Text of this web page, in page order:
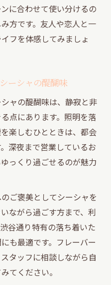
に合わせて使い分けるの
方です。友人や恋人と一
フを体感してみましょ
ーシャの醍醐味
ャの醍醐味は、静寂と非
点にあります。照明を落
楽しむひとときは、都会
深夜まで営業しているお
っくり過ごせるのが魅力
ご褒美としてシーシャを
ながら過ごす方まで、利
谷通り特有の落ち着いた
も最適です。フレーバー
タッフに相談しながら自
てください。